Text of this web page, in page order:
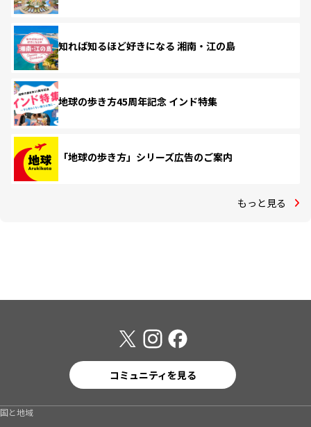
知れば知るほど好きになる 湘南・江の島
地球の歩き方45周年記念 インド特集
「地球の歩き方」シリーズ広告のご案内
もっと見る
コミュニティを見る
国と地域